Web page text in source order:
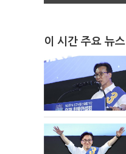
이 시간 주요 뉴스